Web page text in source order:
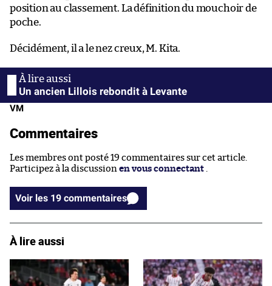
position au classement. La définition du mouchoir de
poche.
Décidément, il a le nez creux, M. Kita.
Un ancien Lillois rebondit à Levante
VM
Commentaires
Les membres ont posté 19 commentaires sur cet article.
Participez à la discussion en vous connectant
Voir les 19 commentaires
À lire aussi